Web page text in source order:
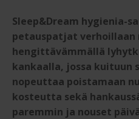
Sleep&Dream hygienia-
petauspatjat verhoillaan
hengittävämmällä
kankaalla, jossa
nopeuttaa poistamaan
kosteutta sekä
paremmin ja nouset